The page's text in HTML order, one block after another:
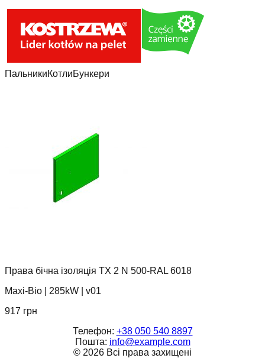
ПальникиКотлиБункери
Права бічна ізоляція TX 2 N 500-RAL 6018
Maxi-Bio
285kW
v01
917 грн
Телефон: +38 050 540 8897
Пошта: info@example.com
© 2026 Всі права захищені